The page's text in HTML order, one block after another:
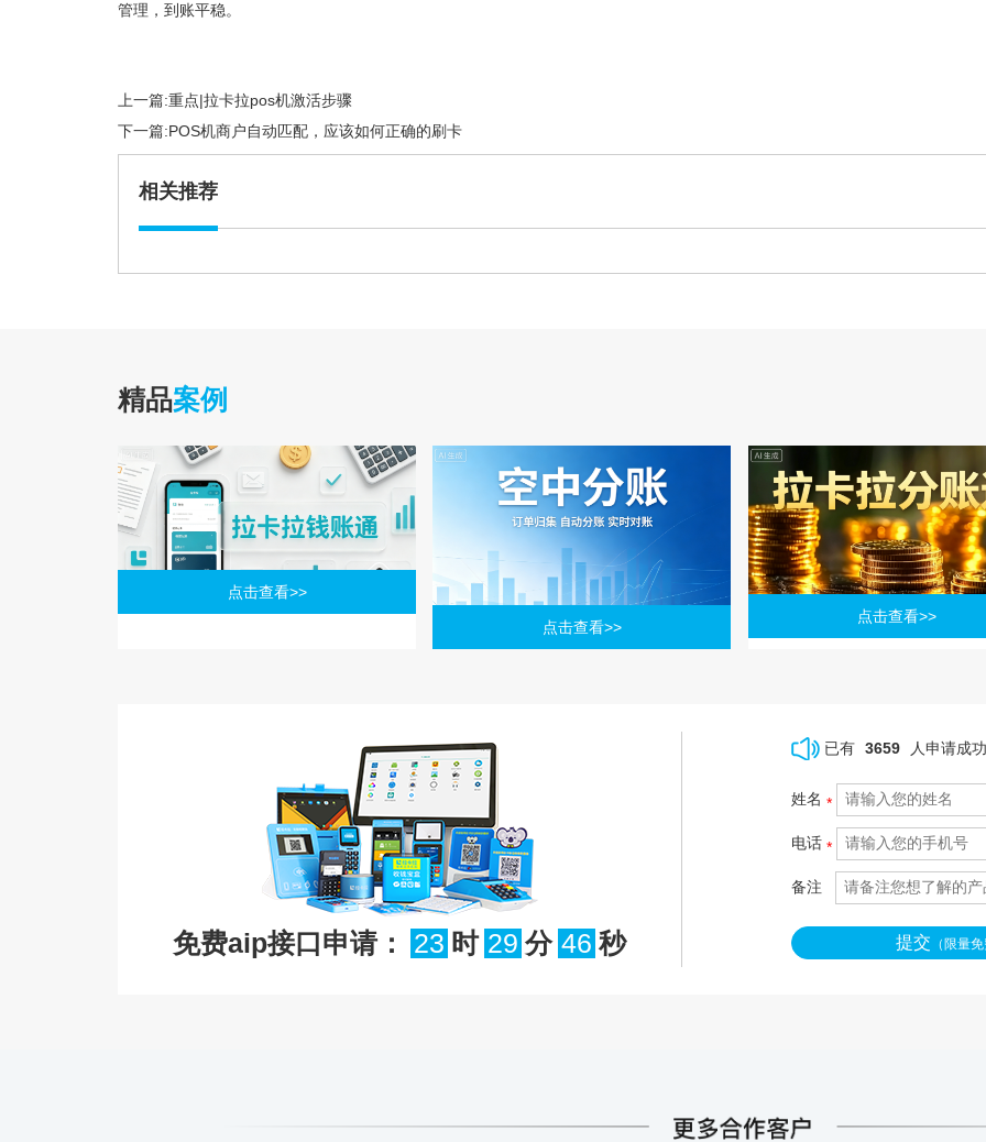
管理，到账平稳。
上一篇:重点|拉卡拉pos机激活步骤
下一篇:POS机商户自动匹配，应该如何正确的刷卡
相关推荐
精品案例
点击查看>>
点击查看>>
点击查看>>
免费aip接口申请： 23 时 29 分 45 秒
已有 3659 人申请成功
姓名 *
电话 *
备注
提交 （限量